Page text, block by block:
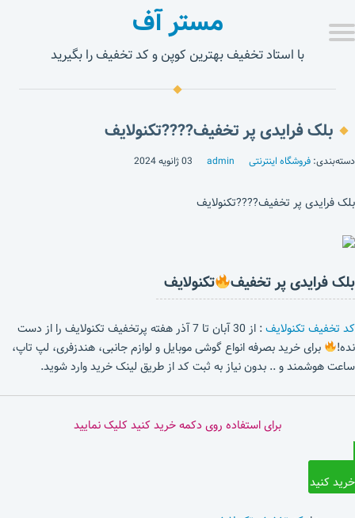
مستر آف
با استاد تخفیف بهترین کوپن و کد تخفیف را بگیرید
بلک فرایدی پر تخفیف????تکنولایف
دسته‌بندی: فروشگاه اینترنتی admin 03 ژانویه 2024
بلک فرایدی پر تخفیف????تکنولایف
بلک فرایدی پر تخفیف تکنولایف
کد تخفیف تکنولایف
: از 30 آبان تا 7 آذر هفته پرتخفیف تکنولایف را از دست
نده!
برای خرید بصرفه انواع گوشی موبایل و لوازم جانبی، هندزفری، لپ تاپ،
ساعت هوشمند و .. بدون نیاز به ثبت کد از طریق لینک خرید وارد شوید.
برای استفاده روی دکمه خرید کنید کلیک نمایید
خرید کنید